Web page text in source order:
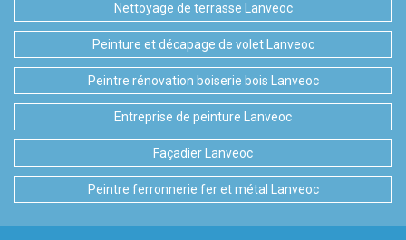
Nettoyage de terrasse Lanveoc
Peinture et décapage de volet Lanveoc
Peintre rénovation boiserie bois Lanveoc
Entreprise de peinture Lanveoc
Façadier Lanveoc
Peintre ferronnerie fer et métal Lanveoc